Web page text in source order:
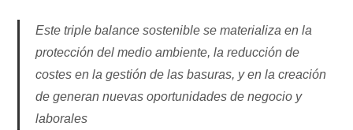
Este triple balance sostenible se materializa en la
protección del medio ambiente, la reducción de
costes en la gestión de las basuras, y en la creación
de generan nuevas oportunidades de negocio y
laborales